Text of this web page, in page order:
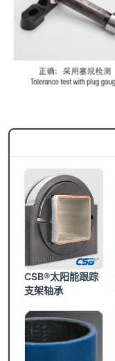
CSB®太阳能跟踪
支架轴承